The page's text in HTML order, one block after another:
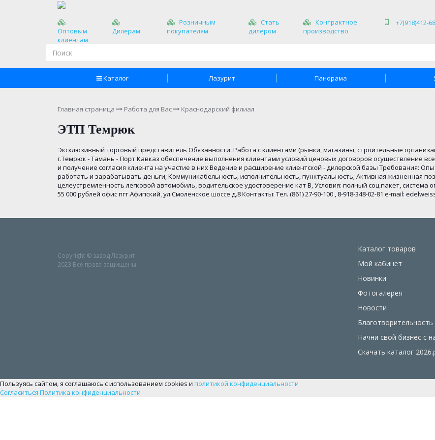
Оптовым
клиентам
Дилерам
Розничным
покупателям
Стать
дилером
Контрактное
производство
+7(918)412-
Каталог Лазурит Панорама
Главная страница Работа для Вас Краснодарский филиал
ЭТП Темрюк
Эксклюзивный торговый представитель Обязанности: Работа с клиентами (рынки, магазины, строительные
г.Темрюк - Тамань - Порт Кавказ обеспечение выполнения клиентами условий ценовых договоров осуществление
и получение согласия клиента на участие в них Ведение и расширение клиентской - дилерской базы Требования:
работать и зарабатывать деньги; Коммуникабельность, исполнительность, пунктуальность; Активная жизненная
целеустремленность легковой автомобиль, водительское удостоверение кат В, Условия: полный соц.пакет, система
55 000 рублей офис пгт.Афипский, ул.Смоленское шоссе д.8 Контакты: Тел. (861) 27-90-100 , 8-918-348-02-81 e-mail:
Copyright © завод Лазурит
2023 Все права защищены
Каталог товаров
Мой кабинет
Новинки
Фотогалерея
Новости
Благотворительность
Начни свой бизнес с
Скачать каталог
Пользуясь сайтом, я соглашаюсь с использованием cookies и политикой конфиденциальности
Согласиться Политика конфиденциальности